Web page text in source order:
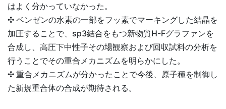
はよく分かっていなかった。
✣ ベンゼンの水素の一部をフッ素でマーキングした結晶を
加圧することで、sp3結合をもつ新物質H-Fグラファンを
合成し、高圧下中性子その場観察および回収試料の分析を
行うことでその重合メカニズムを明らかにした。
✣ 重合メカニズムが分かったことで今後、原子種を制御し
た新規重合体の合成が期待される。